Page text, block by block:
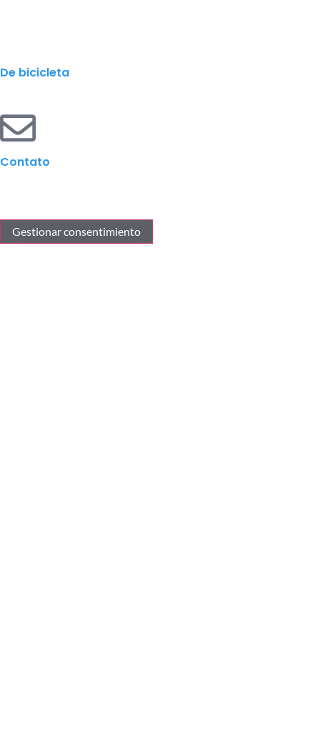
De bicicleta
Contato
Gestionar consentimiento